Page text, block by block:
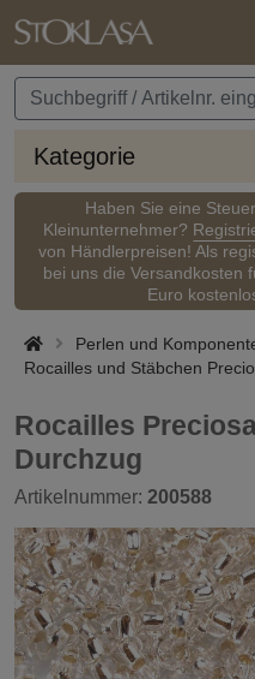
Kategorie
Haben Sie eine
Kleinunternehmer?
von Händlerpreisen! Als
bei uns die Versandkosten
Euro
Perlen und
Rocailles und Stäbchen
Rocailles
Durchzug
Artikelnummer: 200588